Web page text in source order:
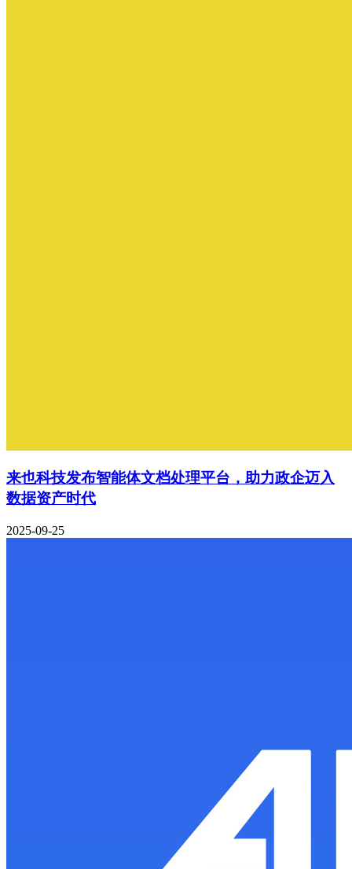
来也科技发布智能体文档处理平台，助力政企迈入
数据资产时代
2025-09-25